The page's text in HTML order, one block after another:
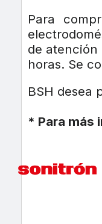
Para
de
horas. Se
BSH desea
* Para más